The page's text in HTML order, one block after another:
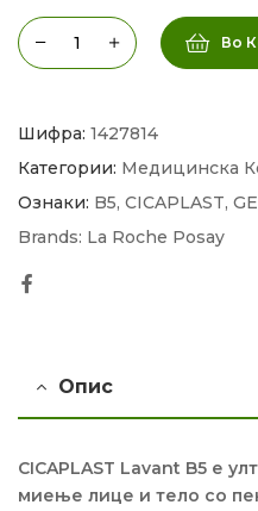
Во
Шифра: 1427814
Категории: Медицинска
Ознаки: B5, CICAPLAST,
Brands: La Roche Posay
Опис
CICAPLAST Lavant B5 е
миење лице и тело со